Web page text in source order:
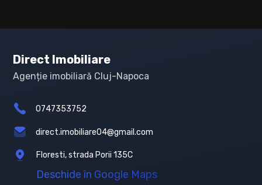
Direct Imobiliare
Agenție imobiliară Cluj-Napoca
0747353752
direct.imobiliare04@gmail.com
Floresti, strada Porii 135C
Deschide în Google Maps